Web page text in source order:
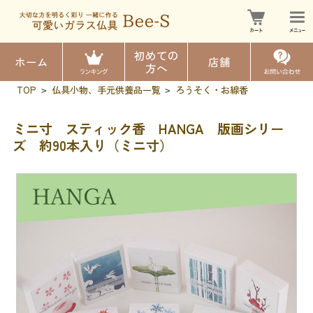
ホーム
初めての
方へ
店舗
TOP > 仏具小物、手元供養品一覧 > ろうそく・お線香
ミニ寸 スティック香 HANGA 版画シリー
ズ 約90本入り（ミニ寸）